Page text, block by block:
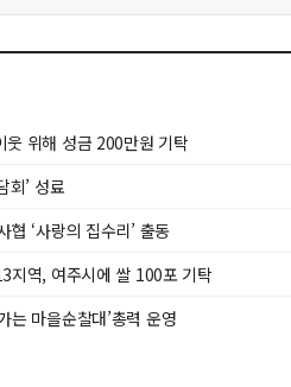
웃 위해 성금 200만원 기탁
회’ 성료
협 ‘사랑의 집수리’ 출동
지역, 여주시에 쌀 100포 기탁
는 마을순찰대’총력 운영